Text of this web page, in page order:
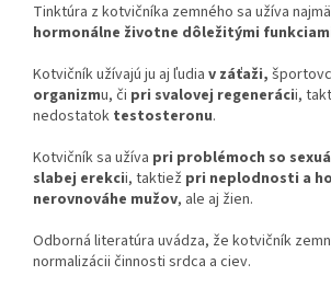
Tinktúra z kotvičníka zemného sa užíva
hormonálne životne dôležitými
Kotvičník užívajú ju aj ľudia v záťaži,
organizmu, či pri svalovej regenerácii,
nedostatok testosteronu.
Kotvičník sa užíva pri problémoch so
slabej erekcii, taktiež pri neplodnosti a
nerovnováhe mužov, ale aj žien.
Odborná literatúra uvádza, že kotvičník
normalizácii činnosti srdca a ciev.